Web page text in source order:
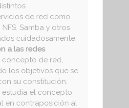
de red como
NFS, Samba y otros
cuidadosamente.
a las redes
concepto de red,
los objetivos que se
su constitución.
estudia el concepto
en contraposición al